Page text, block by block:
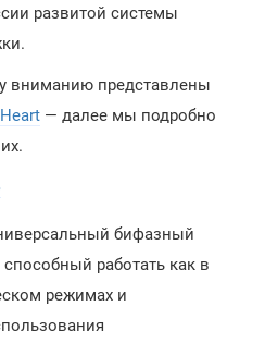
развитой системы
вниманию представлены
— далее мы подробно
бифазный
работать как в
режимах и